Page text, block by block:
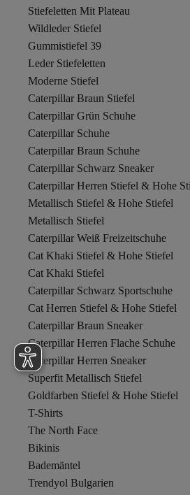
Stiefeletten Mit Plateau
Wildleder Stiefel
Gummistiefel 39
Leder Stiefeletten
Moderne Stiefel
Caterpillar Braun Stiefel
Caterpillar Grün Schuhe
Caterpillar Schuhe
Caterpillar Braun Schuhe
Caterpillar Schwarz Sneaker
Caterpillar Herren Stiefel & Hohe
Metallisch Stiefel & Hohe Stiefel
Metallisch Stiefel
Caterpillar Weiß Freizeitschuhe
Cat Khaki Stiefel & Hohe Stiefel
Cat Khaki Stiefel
Caterpillar Schwarz Sportschuhe
Cat Herren Stiefel & Hohe Stiefel
Caterpillar Braun Sneaker
Caterpillar Herren Flache Schuhe
Caterpillar Herren Sneaker
Superfit Metallisch Stiefel
Goldfarben Stiefel & Hohe Stiefel
T-Shirts
The North Face
Bikinis
Bademäntel
Trendyol Bulgarien